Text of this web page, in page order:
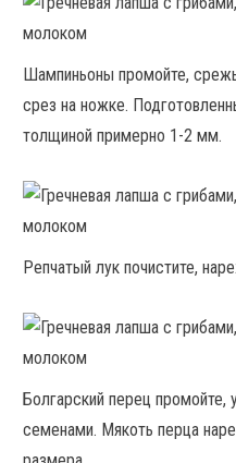
Шампиньоны промойте,
срез на ножке.
толщиной примерно 1-2 мм.
Репчатый лук почистите,
Болгарский перец промойте,
семенами. Мякоть перца